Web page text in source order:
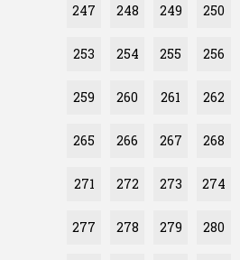
247 248 249 250
253 254 255 256
259 260 261 262
265 266 267 268
271 272 273 274
277 278 279 280